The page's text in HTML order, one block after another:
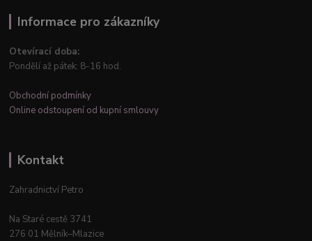
Informace pro zákazníky
Otevírací doba:
Pondělí až pátek: 8-16 hod.
Obchodní podmínky
Online odstoupení od kupní smlouvy
Kontakt
Zahradnictví Petro
Na Staré cestě 3741
276 01 Mělník–Mlazice